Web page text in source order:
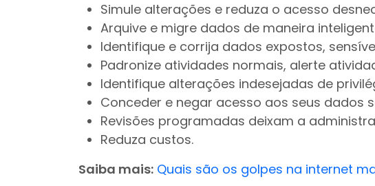
Simule alterações e reduza o acesso
Arquive e migre dados de maneira
Identifique e corrija dados expostos,
Padronize atividades normais, alerte
Identifique alterações indesejadas de
Conceder e negar acesso aos seus dados
Revisões programadas deixam a
Reduza custos.
Saiba mais: Quais são os golpes na internet